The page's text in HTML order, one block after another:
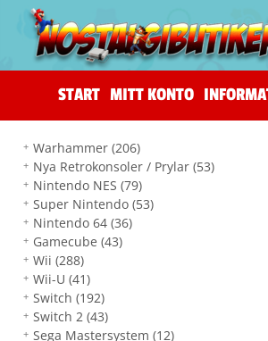
START MITT KONTO
Warhammer(206)
Nya Retrokonsoler / Prylar(53)
Nintendo NES(79)
Super Nintendo(53)
Nintendo 64(36)
Gamecube(43)
Wii(288)
Wii-U(41)
Switch(192)
Switch 2(43)
Sega Mastersystem(12)